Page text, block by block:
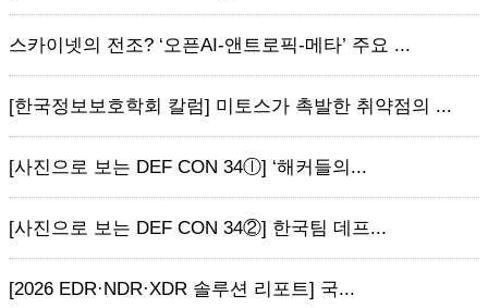
스카이넷의 전조? ‘오픈AI-앤트로픽-메타’ 주요 ...
[한국정보보호학회 칼럼] 미토스가 촉발한 취약점의 ...
[사진으로 보는 DEF CON 34ⓛ] ‘해커들의...
[사진으로 보는 DEF CON 34②] 한국팀 데프...
[2026 EDR·NDR·XDR 솔루션 리포트] 국...